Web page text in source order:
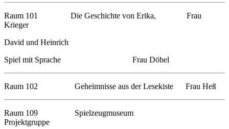
Raum 101 Die Geschichte von Erika, Frau
Krieger
David und Heinrich
Spiel mit Sprache Frau Döbel
Raum 102 Geheimnisse aus der Lesekiste Frau Heß
Raum 109 Spielzeugmuseum
Projektgruppe